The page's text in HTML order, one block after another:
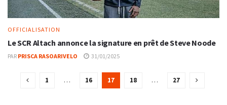
OFFICIALISATION
Le SCR Altach annonce la signature en prêt de Steve Noode
PAR PRISCA RASOARIVELO 31/01/2025
1 … 16 17 18 … 27